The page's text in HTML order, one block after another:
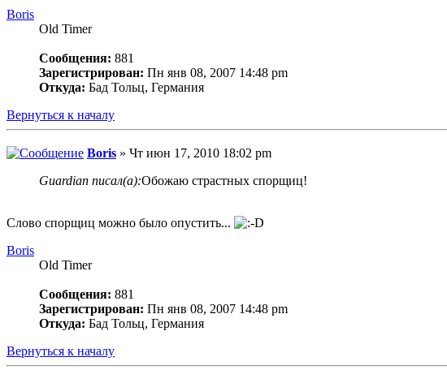
Boris
Old Timer
Сообщения: 881
Зарегистрирован: Пн янв 08, 2007 14:48 pm
Откуда: Бад Тольц, Германия
Вернуться к началу
Boris » Чт июн 17, 2010 18:02 pm
Guardian писал(а):Обожаю страстных спорщиц!
Слово спорщиц можно было опустить...
Boris
Old Timer
Сообщения: 881
Зарегистрирован: Пн янв 08, 2007 14:48 pm
Откуда: Бад Тольц, Германия
Вернуться к началу